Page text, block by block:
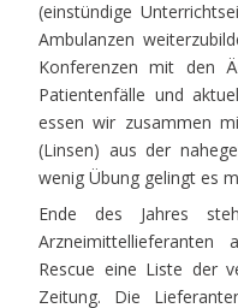
(einstündige
Ambulanzen
Konferenzen mit den
Patientenfälle und
essen wir zusammen
(Linsen) aus der
wenig Übung gelingt es
Ende des Jahres
Rescue eine Liste der
Zeitung. Die